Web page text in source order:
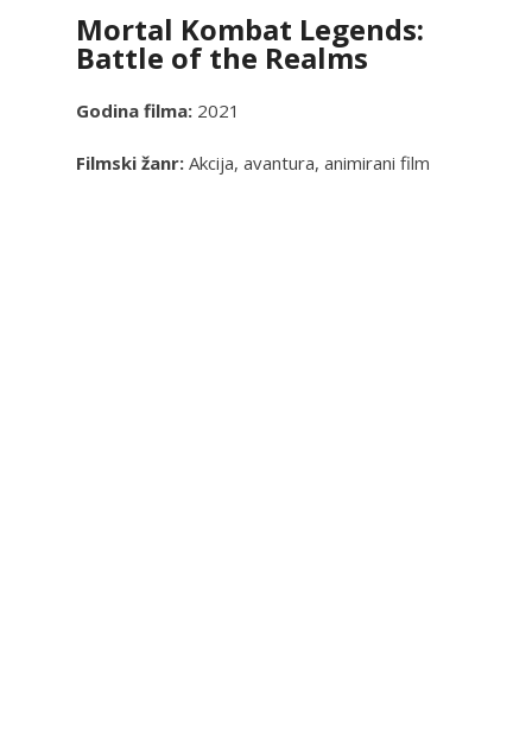
Mortal Kombat Legends:
Battle of the Realms
Godina filma: 2021
Filmski žanr: Akcija, avantura, animirani film